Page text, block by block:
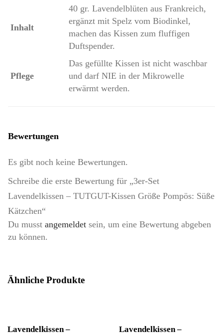
Inhalt
40 gr. Lavendelblüten aus Frankreich,
ergänzt mit Spelz vom Biodinkel,
machen das Kissen zum fluffigen
Duftspender.
Pflege
Das gefüllte Kissen ist nicht waschbar
und darf NIE in der Mikrowelle
erwärmt werden.
Bewertungen
Es gibt noch keine Bewertungen.
Schreibe die erste Bewertung für „3er-Set
Lavendelkissen – TUTGUT-Kissen Größe Pompös: Süße
Kätzchen“
Du musst angemeldet sein, um eine Bewertung abgeben
zu können.
Ähnliche Produkte
Lavendelkissen –
Lavendelkissen –